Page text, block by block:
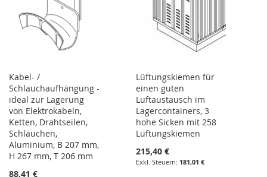
Kabel- /
Schlauchaufhängung -
ideal zur Lagerung
von Elektrokabeln,
Ketten, Drahtseilen,
Schläuchen,
Aluminium, B 207 mm,
H 267 mm, T 206 mm
88,41 €
Lüftungskiemen für
einen guten
Luftaustausch im
Lagercontainers, 3
hohe Sicken mit 258
Lüftungskiemen
215,40 €
181,01 €